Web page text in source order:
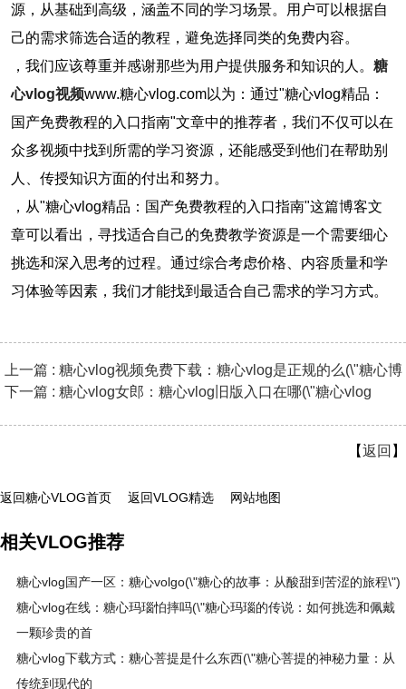
源，从基础到高级，涵盖不同的学习场景。用户可以根据自
己的需求筛选合适的教程，避免选择同类的免费内容。
，我们应该尊重并感谢那些为用户提供服务和知识的人。 糖
心vlog视频www.糖心vlog.com以为：通过"糖心vlog精品：
国产免费教程的入口指南"文章中的推荐者，我们不仅可以在
众多视频中找到所需的学习资源，还能感受到他们在帮助别
人、传授知识方面的付出和努力。
，从"糖心vlog精品：国产免费教程的入口指南"这篇博客文
章可以看出，寻找适合自己的免费教学资源是一个需要细心
挑选和深入思考的过程。通过综合考虑价格、内容质量和学
习体验等因素，我们才能找到最适合自己需求的学习方式。
上一篇 : 糖心vlog视频免费下载：糖心vlog是正规的么(\"糖心博
下一篇 : 糖心vlog女郎：糖心vlog旧版入口在哪(\"糖心vlog
【返回 】
返回糖心VLOG首页 返回VLOG精选 网站地图
相关VLOG推荐
糖心vlog国产一区：糖心volgo(\"糖心的故事：从酸甜到苦涩的旅程\")
糖心vlog在线：糖心玛瑙怕摔吗(\"糖心玛瑙的传说：如何挑选和佩戴
一颗珍贵的首
糖心vlog下载方式：糖心菩提是什么东西(\"糖心菩提的神秘力量：从
传统到现代的